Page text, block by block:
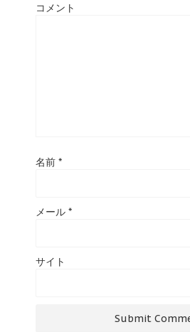
コメント
名前 *
メール *
サイト